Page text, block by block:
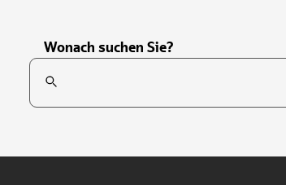
Wonach suchen Sie?
Suchfeld